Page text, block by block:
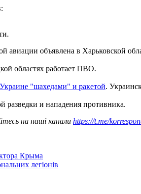
авиации объявлена в Харьковской
областях работает ПВО.
"шахедами" и ракетой.
разведки и нападения противника.
на наші канали https://t.me/
Крыма
легіонів